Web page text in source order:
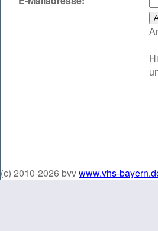
(c) 2010-2026 bvvwww.vhs-